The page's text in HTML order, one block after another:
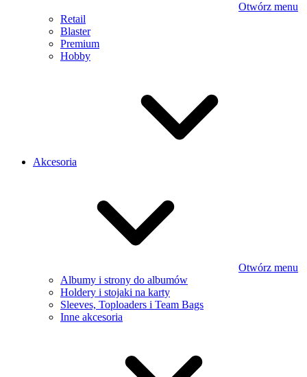
Otwórz menu
Retail
Blaster
Premium
Hobby
Akcesoria
Otwórz menu
Albumy i strony do albumów
Holdery i stojaki na karty
Sleeves, Toploaders i Team Bags
Inne akcesoria